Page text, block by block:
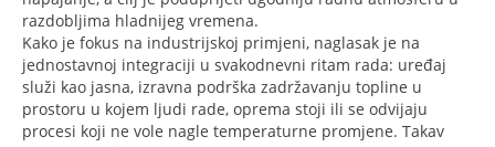
razdobljima hladnijeg vremena.
Kako je fokus na industrijskoj primjeni, naglasak je na
jednostavnoj integraciji u svakodnevni ritam rada: uređaj
služi kao jasna, izravna podrška zadržavanju topline u
prostoru u kojem ljudi rade, oprema stoji ili se odvijaju
procesi koji ne vole nagle temperaturne promjene. Takav